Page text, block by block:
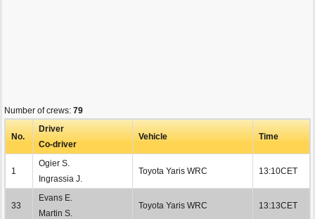
Number of crews: 79
No.
Driver
Co-driver
Vehicle Time
1
Ogier S.
Ingrassia J.
Toyota Yaris WRC 13:10CET
33
Evans E.
Martin S.
Toyota Yaris WRC 13:13CET